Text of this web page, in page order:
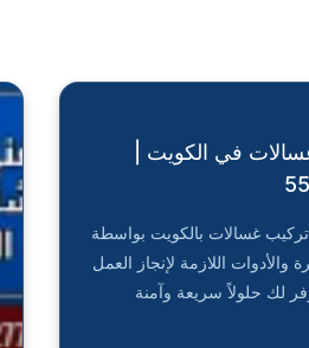
في الكويت |
غسالات بالكويت بواسطة
اللازمة لإنجاز العمل
لك حلولاً سريعة وآمنة